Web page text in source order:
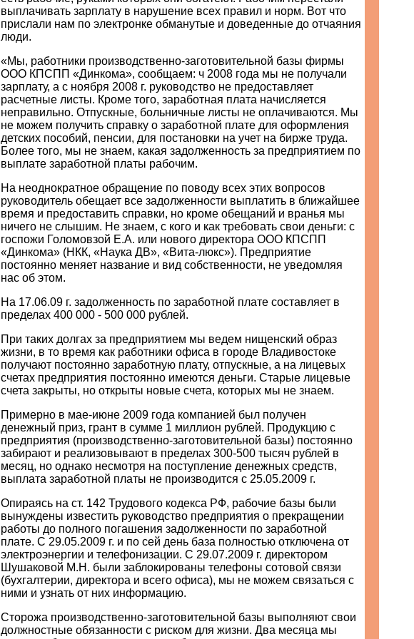
выплачивать зарплату в нарушение всех правил и норм. Вот что
прислали нам по электронке обманутые и доведенные до отчаяния
люди.
«Мы, работники производственно-заготовительной базы фирмы
ООО КПСПП «Динкома», сообщаем: ч 2008 года мы не получали
зарплату, а с ноября 2008 г. руководство не предоставляет
расчетные листы. Кроме того, заработная плата начисляется
неправильно. Отпускные, больничные листы не оплачиваются. Мы
не можем получить справку о заработной плате для оформления
детских пособий, пенсии, для постановки на учет на бирже труда.
Более того, мы не знаем, какая задолженность за предприятием по
выплате заработной платы рабочим.
На неоднократное обращение по поводу всех этих вопросов
руководитель обещает все задолженности выплатить в ближайшее
время и предоставить справки, но кроме обещаний и вранья мы
ничего не слышим. Не знаем, с кого и как требовать свои деньги: с
госпожи Голомовзой Е.А. или нового директора ООО КПСПП
«Динкома» (НКК, «Наука ДВ», «Вита-люкс»). Предприятие
постоянно меняет название и вид собственности, не уведомляя
нас об этом.
На 17.06.09 г. задолженность по заработной плате составляет в
пределах 400 000 - 500 000 рублей.
При таких долгах за предприятием мы ведем нищенский образ
жизни, в то время как работники офиса в городе Владивостоке
получают постоянно заработную плату, отпускные, а на лицевых
счетах предприятия постоянно имеются деньги. Старые лицевые
счета закрыты, но открыты новые счета, которых мы не знаем.
Примерно в мае-июне 2009 года компанией был получен
денежный приз, грант в сумме 1 миллион рублей. Продукцию с
предприятия (производственно-заготовительной базы) постоянно
забирают и реализовывают в пределах 300-500 тысяч рублей в
месяц, но однако несмотря на поступление денежных средств,
выплата заработной платы не производится с 25.05.2009 г.
Опираясь на ст. 142 Трудового кодекса РФ, рабочие базы были
вынуждены известить руководство предприятия о прекращении
работы до полного погашения задолженности по заработной
плате. С 29.05.2009 г. и по сей день база полностью отключена от
электроэнергии и телефонизации. С 29.07.2009 г. директором
Шушаковой М.Н. были заблокированы телефоны сотовой связи
(бухгалтерии, директора и всего офиса), мы не можем связаться с
ними и узнать от них информацию.
Сторожа производственно-заготовительной базы выполняют свои
должностные обязанности с риском для жизни. Два месяца мы